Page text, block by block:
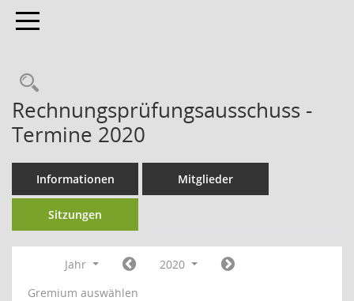
Toggle navigation
Rechnungsprüfungsausschuss -
Termine 2020
Informationen Mitglieder
Sitzungen
Jahr
2020
Gremium auswählen